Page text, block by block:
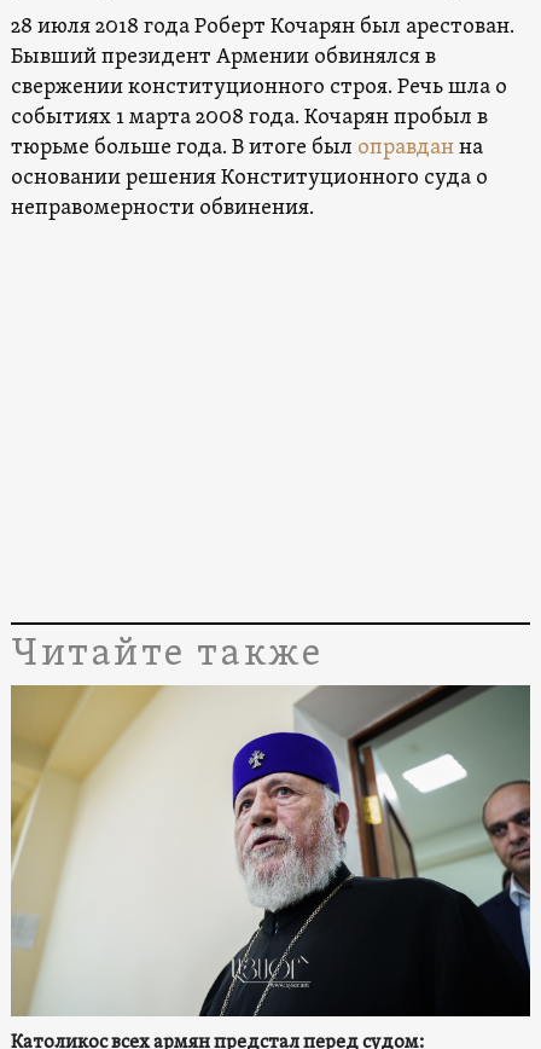
28 июля 2018 года Роберт Кочарян был арестован.
Бывший президент Армении обвинялся в
свержении конституционного строя. Речь шла о
событиях 1 марта 2008 года. Кочарян пробыл в
тюрьме больше года. В итоге был оправданна
основании решения Конституционного суда о
неправомерности обвинения.
Читайте также
Католикос всех армян предстал перед судом: